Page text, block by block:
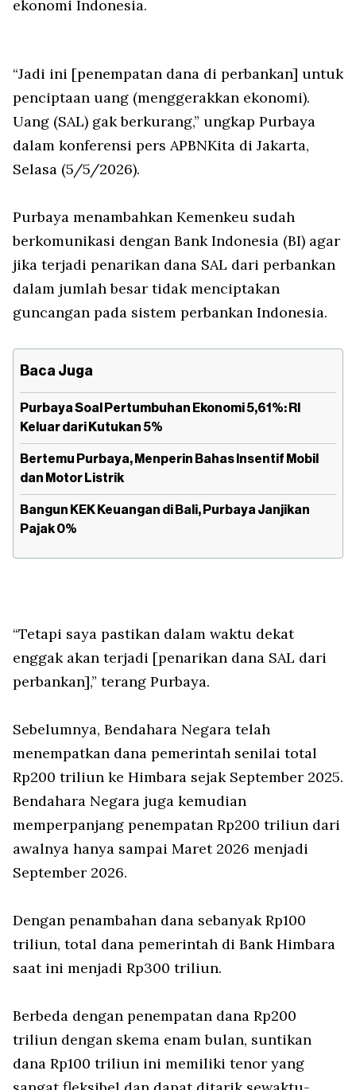
ekonomi Indonesia.
“Jadi ini [penempatan dana di perbankan] untuk
penciptaan uang (menggerakkan ekonomi).
Uang (SAL) gak berkurang,” ungkap Purbaya
dalam konferensi pers APBNKita di Jakarta,
Selasa (5/5/2026).
Purbaya menambahkan Kemenkeu sudah
berkomunikasi dengan Bank Indonesia (BI) agar
jika terjadi penarikan dana SAL dari perbankan
dalam jumlah besar tidak menciptakan
guncangan pada sistem perbankan Indonesia.
Baca Juga
Purbaya Soal Pertumbuhan Ekonomi 5,61%: RI
Keluar dari Kutukan 5%
Bertemu Purbaya, Menperin Bahas Insentif Mobil
dan Motor Listrik
Bangun KEK Keuangan di Bali, Purbaya Janjikan
Pajak 0%
“Tetapi saya pastikan dalam waktu dekat
enggak akan terjadi [penarikan dana SAL dari
perbankan],” terang Purbaya.
Sebelumnya, Bendahara Negara telah
menempatkan dana pemerintah senilai total
Rp200 triliun ke Himbara sejak September 2025.
Bendahara Negara juga kemudian
memperpanjang penempatan Rp200 triliun dari
awalnya hanya sampai Maret 2026 menjadi
September 2026.
Dengan penambahan dana sebanyak Rp100
triliun, total dana pemerintah di Bank Himbara
saat ini menjadi Rp300 triliun.
Berbeda dengan penempatan dana Rp200
triliun dengan skema enam bulan, suntikan
dana Rp100 triliun ini memiliki tenor yang